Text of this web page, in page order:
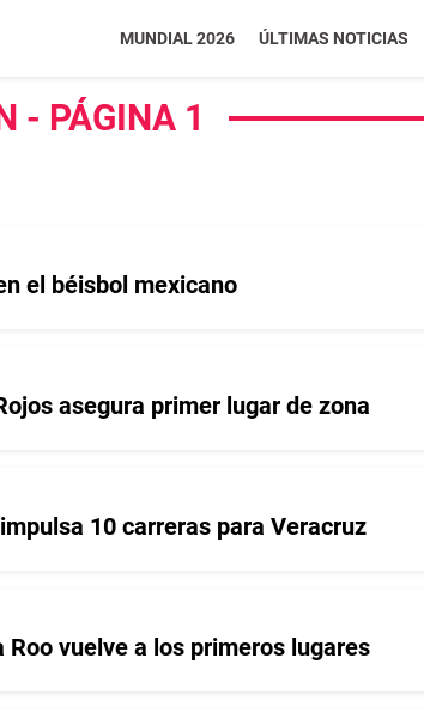
MUNDIAL 2026 ÚLTIMAS NOTICIAS
- PÁGINA 1
el béisbol mexicano
asegura primer lugar de zona
10 carreras para Veracruz
Roo vuelve a los primeros lugares